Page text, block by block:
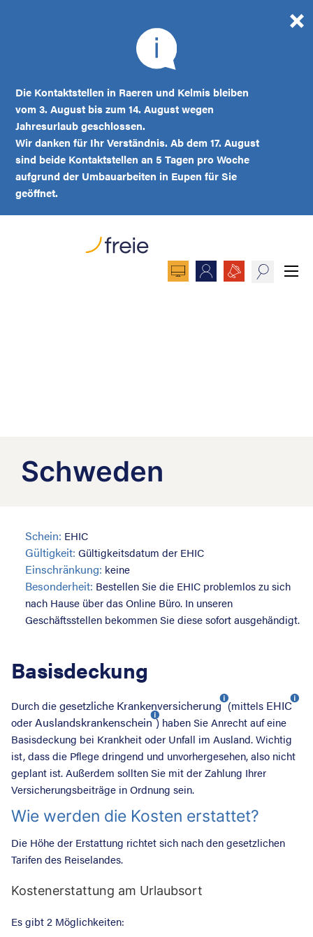
Die Kontaktstellen in Raeren und Kelmis bleiben
vom 3. August bis zum 14. August wegen
Jahresurlaub geschlossen.
Wir danken für Ihr Verständnis. Ab dem 17. August
sind beide Kontaktstellen an 5 Tagen pro Woche
aufgrund der Umbauarbeiten in Eupen für Sie
geöffnet.
Schweden
Schein: EHIC
Gültigkeit: Gültigkeitsdatum der EHIC
Einschränkung: keine
Besonderheit: Bestellen Sie die EHIC problemlos zu sich
nach Hause über das Online Büro. In unseren
Geschäftsstellen bekommen Sie diese sofort ausgehändigt.
Basisdeckung
Durch diegesetzliche Krankenversicherung (mittels EHIC
oderAuslandskrankenschein ) haben Sie Anrecht auf eine
Basisdeckung bei Krankheit oder Unfall im Ausland. Wichtig
ist, dass die Pflege dringend und unvorhergesehen, also nicht
geplant ist. Außerdem sollten Sie mit der Zahlung Ihrer
Versicherungsbeiträge in Ordnung sein.
Wie werden die Kosten erstattet?
Die Höhe der Erstattung richtet sich nach den gesetzlichen
Tarifen des Reiselandes.
Kostenerstattung am Urlaubsort
Es gibt 2 Möglichkeiten: